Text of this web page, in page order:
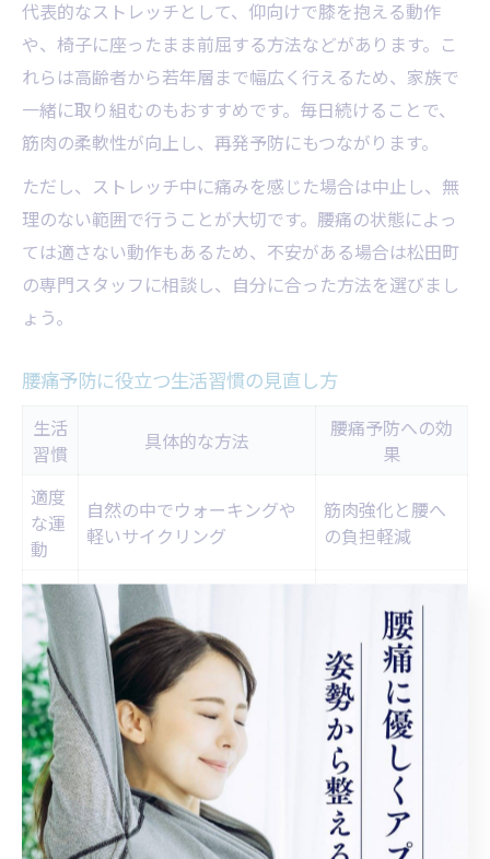
代表的なストレッチとして、仰向けで膝を抱える動作
や、椅子に座ったまま前屈する方法などがあります。こ
れらは高齢者から若年層まで幅広く行えるため、家族で
一緒に取り組むのもおすすめです。毎日続けることで、
筋肉の柔軟性が向上し、再発予防にもつながります。
ただし、ストレッチ中に痛みを感じた場合は中止し、無
理のない範囲で行うことが大切です。腰痛の状態によっ
ては適さない動作もあるため、不安がある場合は松田町
の専門スタッフに相談し、自分に合った方法を選びまし
ょう。
腰痛予防に役立つ生活習慣の見直し方
生活
習慣
具体的な方法
腰痛予防への効
果
適度
な運
動
自然の中でウォーキングや
軽いサイクリング
筋肉強化と腰へ
の負担軽減
栄養
管理
バランスの取れた食事と十
分な水分補給
維持や回復力向
正し
い姿
勢
一定時間ごとに姿勢を正
す・長時間の同姿勢を避け
る
身体への負担分
散と痛みの予防
腰痛を予防するためには、日常生活の習慣を見直すこと
が不可欠です。松田町の地域特性を生かし、自然の中を